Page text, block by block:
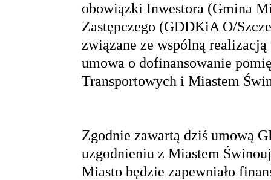
obowiązki Inwestora (Gmina
Zastępczego (GDDKiA O/
związane ze wspólną realizacją
umowa o dofinansowanie
Transportowych i Miastem
Zgodnie zawartą dziś umową
uzgodnieniu z Miastem
Miasto będzie zapewniało